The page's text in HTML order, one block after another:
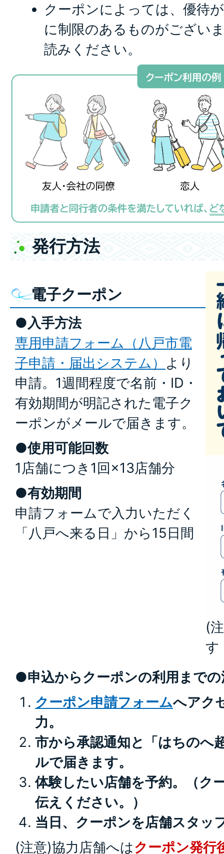
クーポンによっては、優待
に制限のあるものがござい
読みください。
発行方法
(
す
電子クーポン
●入手方法
専用申請フォーム（八戸市電
子申請・届出システム） より
申請。1週間程度で名前・ID・
有効期間が明記された電子ク
ーポンがメールで届きます。
●使用可能回数
1店舗につき1回×13店舗分
●有効期間
申請フォームで入力いただく
「八戸へ来る日」から15日間
●申込からクーポンの利用までの
クーポン申請フォームへアク
力。
市から承認通知と「はちのへ
ルで届きます。
体験したい店舗を予約。（ク
伝えください。）
当日、クーポンを店舗スタッ
(注意)協力店舗へはクーポン発行